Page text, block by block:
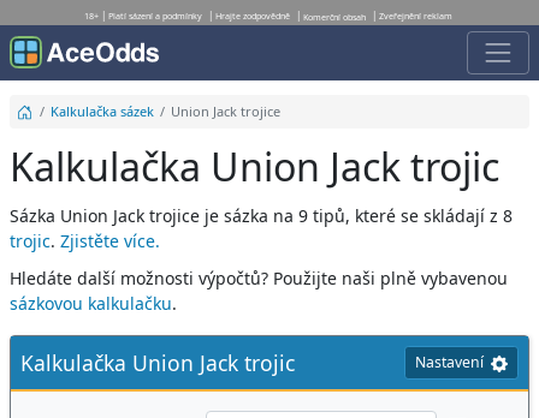
18+ Platí sázení a podmínky Hrajte zodpovědně Komerční obsah Zveřejnění reklam
Kalkulačka sázek Union Jack trojice
Kalkulačka Union Jack trojic
Sázka Union Jack trojice je sázka na 9 tipů, které se skládají z 8
trojic. Zjistěte více.
Hledáte další možnosti výpočtů? Použijte naši plně vybavenou
sázkovou kalkulačku.
Kalkulačka Union Jack trojic Nastavení